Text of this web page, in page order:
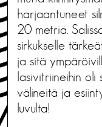
harjaantuneet
20 metriä.
sirkukselle
ja sitä
lasivitriineihin oli
välineitä ja
luvulta!